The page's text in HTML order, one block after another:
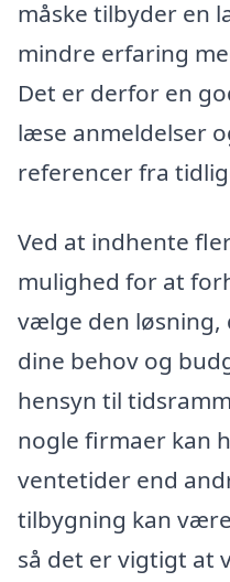
måske tilbyder en
mindre erfaring
Det er derfor en
læse anmeldelser
referencer fra
Ved at indhente
mulighed for at
vælge den
dine behov og
hensyn til
nogle firmaer kan
ventetider end
tilbygning kan
så det er vigtigt at